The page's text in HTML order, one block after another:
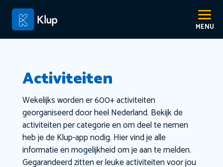
Activiteiten
Wekelijks worden er 600+ activiteiten
georganiseerd door heel Nederland. Bekijk de
activiteiten per categorie en om deel te nemen
heb je de Klup-app nodig. Hier vind je alle
informatie en mogelijkheid om je aan te melden.
Gegarandeerd zitten er leuke activiteiten voor jou